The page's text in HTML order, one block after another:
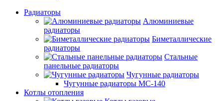
Радиаторы
Алюминиевые
радиаторы
Биметаллические
радиаторы
Стальные
панельные радиаторы
Чугунные радиаторы
Чугунные радиаторы МС-140
Котлы отопления